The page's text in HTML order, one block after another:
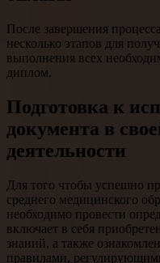
После завершения
несколько этапов для
выполнения всех
диплом.
Подготовка к
документа в
деятельности
Для того чтобы успешно
среднего медицинского
необходимо провести
включает в себя
знаний, а также
правилами,